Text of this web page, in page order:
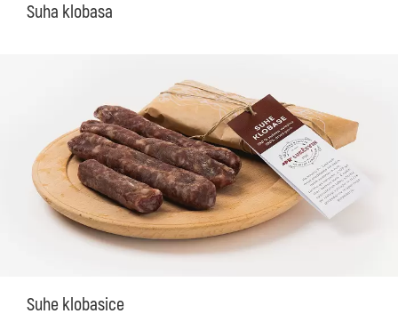
Suha klobasa
Suhe klobasice